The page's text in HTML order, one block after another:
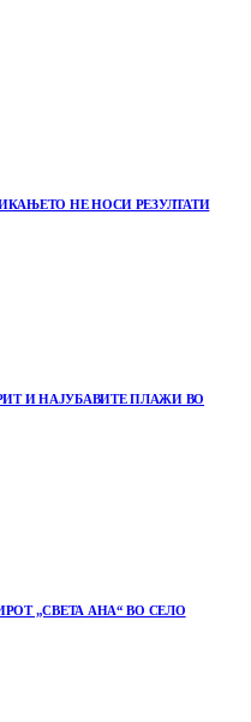
НЕ НОСИ РЕЗУЛТАТИ
И НАЈУБАВИТЕ ПЛАЖИ ВО
„СВЕТА АНА“ ВО СЕЛО